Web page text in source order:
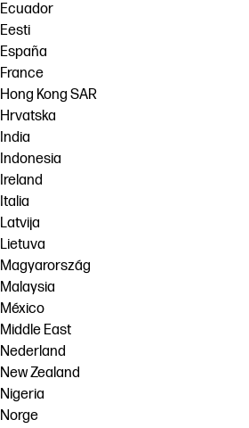
Ecuador
Eesti
España
France
Hong Kong SAR
Hrvatska
India
Indonesia
Ireland
Italia
Latvija
Lietuva
Magyarország
Malaysia
México
Middle East
Nederland
New Zealand
Nigeria
Norge